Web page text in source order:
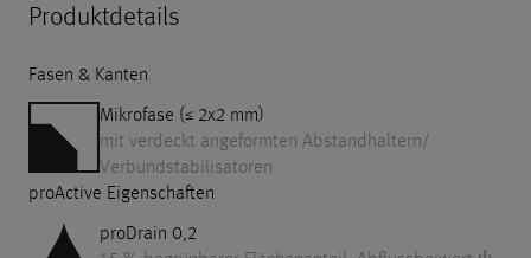
Produktdetails
Fasen & Kanten
Mikrofase (≤ 2x2 mm)
mit verdeckt angeformten Abstandhaltern/​
Verbundstabilisatoren
proActive Eigenschaften
proDrain 0,2